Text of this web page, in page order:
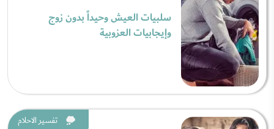
سلبيات العيش وحيداً بدون زوج
وإيجابيات العزوبية
تفسير الاحلام